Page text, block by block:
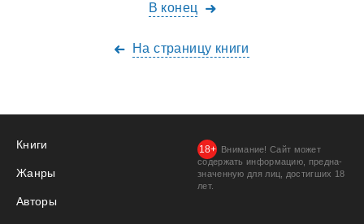
В конец
На страницу книги
Книги
Жанры
Авторы
Внимание! Сайт может
содержать информацию, предна­
значенную для лиц, дости­гших 18
лет.